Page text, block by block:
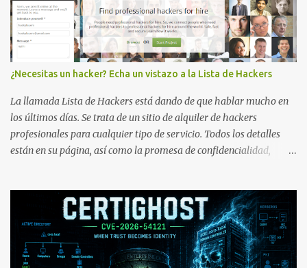
¿Necesitas un hacker? Echa un vistazo a la Lista de Hackers
La llamada Lista de Hackers está dando de que hablar mucho en
los últimos días. Se trata de un sitio de alquiler de hackers
profesionales para cualquier tipo de servicio. Todos los detalles
están en su página, así como la promesa de confidencialidad,
contratados desde la plataforma. En el sitio se asegura de que
Lista de Hackers, con identidades desconocidas, fue creada para un
"uso legal y ético", y sin embargo existen propuestas de dudosa
ética como para entrar en cuentas de Gmail o WhatsApp,